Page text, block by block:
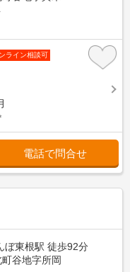
ライン相談可
電話で問合せ
ぼ東根駅 徒歩92分
谷地字所岡